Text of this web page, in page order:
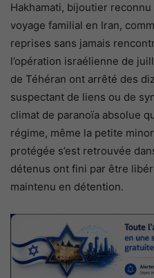
Hakhamati, bijoutier
voyage familial en Iran,
reprises sans jamais
l’opération israélienne de
de Téhéran ont arrêté des
suspectant de liens ou de
climat de paranoïa absolue
régime, même la petite
protégée s’est retrouvée
détenus ont fini par être
maintenu en détention.